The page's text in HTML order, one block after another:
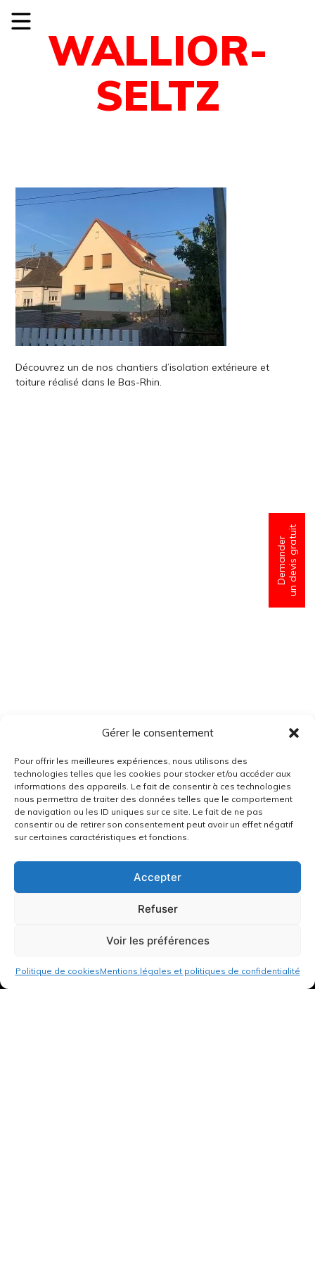
Gérer le consentement
Pour offrir les meilleures expériences, nous utilisons des
technologies telles que les cookies pour stocker et/ou accéder aux
informations des appareils. Le fait de consentir à ces technologies
nous permettra de traiter des données telles que le comportement
de navigation ou les ID uniques sur ce site. Le fait de ne pas
consentir ou de retirer son consentement peut avoir un effet négatif
sur certaines caractéristiques et fonctions.
Accepter
Refuser
Voir les préférences
Politique de cookiesMentions légales et politiques de confidentialité
Demanderun devis gratuit
WALLIOR-
SELTZ
Découvrez un de nos chantiers d’isolation extérieure et
toiture réalisé dans le Bas-Rhin.